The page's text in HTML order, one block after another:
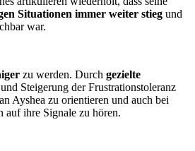
Situationen immer weiter stieg und
war.
zu werden. Durch gezielte
und Steigerung der Frustrationstoleranz
Ayshea zu orientieren und auch bei
auf ihre Signale zu hören.